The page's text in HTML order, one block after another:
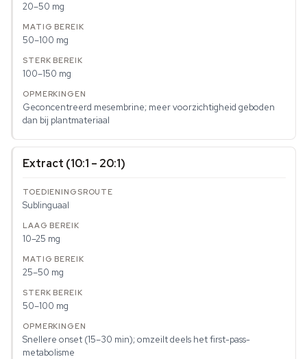
20–50 mg
50–100 mg
100–150 mg
Geconcentreerd mesembrine; meer voorzichtigheid geboden
dan bij plantmateriaal
Extract (10:1 – 20:1)
Sublinguaal
10–25 mg
25–50 mg
50–100 mg
Snellere onset (15–30 min); omzeilt deels het first-pass-
metabolisme